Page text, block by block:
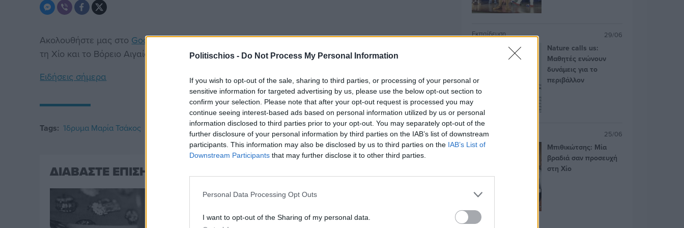
Politischios - Do Not Process My Personal Information
If you wish to opt-out of the sale, sharing to third parties, or processing of your personal or
sensitive information for targeted advertising by us, please use the below opt-out section to
confirm your selection. Please note that after your opt-out request is processed you may
continue seeing interest-based ads based on personal information utilized by us or personal
information disclosed to third parties prior to your opt-out. You may separately opt-out of the
further disclosure of your personal information by third parties on the IAB’s list of downstream
participants. This information may also be disclosed by us to third parties on the IAB’s List of
Downstream Participants that may further disclose it to other third parties.
Personal Data Processing Opt Outs
I want to opt-out of the Sharing of my personal data.
Ακολουθήστε μας στο Google News. Μπείτε στηνViber ομάδαμας και δείτε όλες τις ειδήσεις από
τη Χίο και το Βόρειο Αιγαίο.
Ειδήσεις σήμερα
Tags: Ίδρυμα Μαρία Τσάκος Περιβάλλον
ΔΙΑΒΑΣΤΕ ΕΠΙΣΗΣ
Εκπαίδευση 29/06
Nature calls us:
Μαθητές ενώνουν
δυνάμεις για το
περιβάλλον
Πολιτισμός 25/06
Μπιθικώτσης: Μία
βραδιά σαν προσευχή
στη Χίο